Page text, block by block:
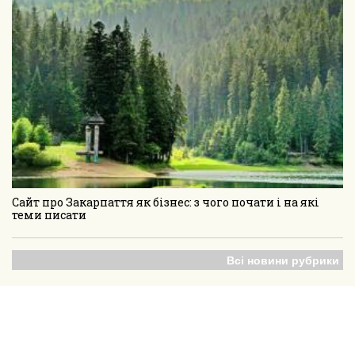
Сайт про Закарпаття як бізнес: з чого почати і на які
теми писати
Всі новини рубрики